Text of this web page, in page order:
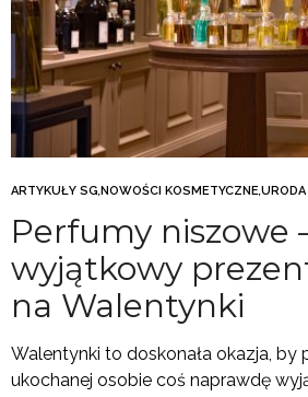
ARTYKUŁY SG,NOWOŚCI KOSMETYCZNE,URODA
Perfumy niszowe
wyjątkowy
na Walentynki
Walentynki to doskonała okazja, by
ukochanej osobie coś naprawdę